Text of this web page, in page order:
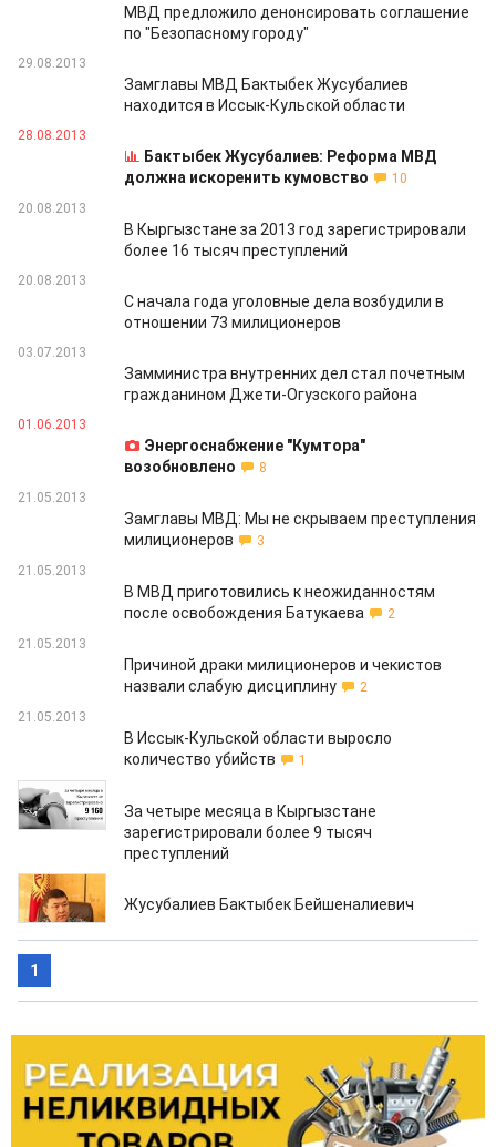
МВД предложило денонсировать соглашение
по "Безопасному городу"
29.08.2013
Замглавы МВД Бактыбек Жусубалиев
находится в Иссык-Кульской области
28.08.2013
Бактыбек Жусубалиев: Реформа МВД
должна искоренить кумовство
10
20.08.2013
В Кыргызстане за 2013 год зарегистрировали
более 16 тысяч преступлений
20.08.2013
С начала года уголовные дела возбудили в
отношении 73 милиционеров
03.07.2013
Замминистра внутренних дел стал почетным
гражданином Джети-Огузского района
01.06.2013
Энергоснабжение "Кумтора"
возобновлено
8
21.05.2013
Замглавы МВД: Мы не скрываем преступления
милиционеров
3
21.05.2013
В МВД приготовились к неожиданностям
после освобождения Батукаева
2
21.05.2013
Причиной драки милиционеров и чекистов
назвали слабую дисциплину
2
21.05.2013
В Иссык-Кульской области выросло
количество убийств
1
21.05.2013
За четыре месяца в Кыргызстане
зарегистрировали более 9 тысяч
преступлений
12.02.2013
Жусубалиев Бактыбек Бейшеналиевич
1